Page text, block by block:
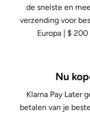
de snelste en
verzending voor
Europa | $
Nu
Klarna Pay Later
betalen van je